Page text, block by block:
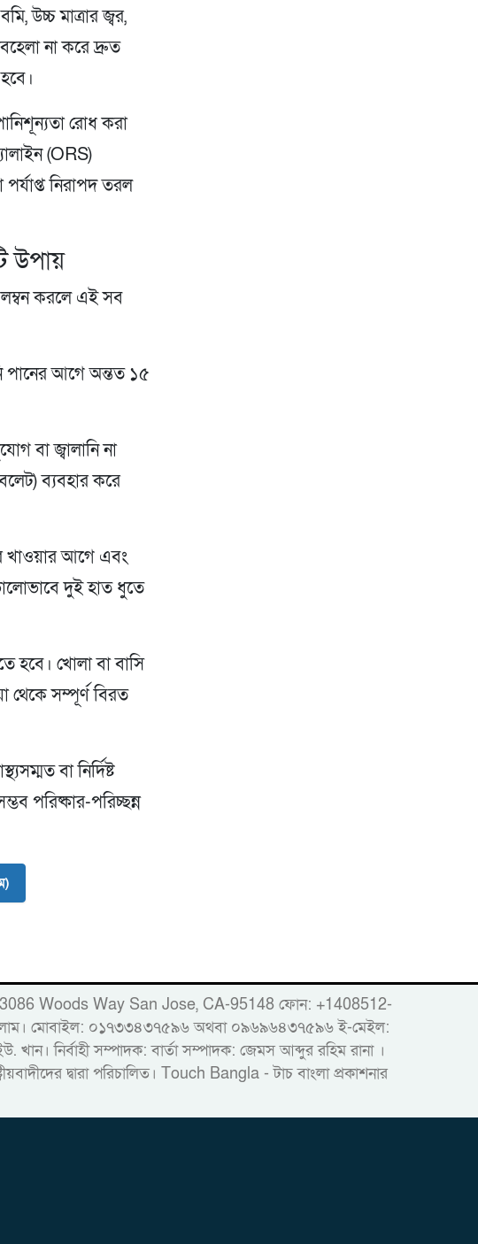
উচ্চ মাত্রার জ্বর,
না করে দ্রুত
রোধ করা
(ORS)
নিরাপদ তরল
উপায়
করলে এই সব
পানের আগে অন্তত ১৫
বা জ্বালানি না
ব্যবহার করে
খাওয়ার আগে এবং
দুই হাত ধুতে
হবে। খোলা বা বাসি
থেকে সম্পূর্ণ বিরত
বা নির্দিষ্ট
পরিষ্কার-পরিচ্ছন্ন
3086 Woods Way San Jose, CA-95148 ফোন: +1408512-
মোবাইল: ০১৭৩৩৪৩৭৫৯৬ অথবা ০৯৬৯৬৪৩৭৫৯৬ ই-মেইল:
নির্বাহী সম্পাদক: বার্তা সম্পাদক: জেমস আব্দুর রহিম রানা ।
দ্বারা পরিচালিত। Touch Bangla - টাচ বাংলা প্রকাশনার